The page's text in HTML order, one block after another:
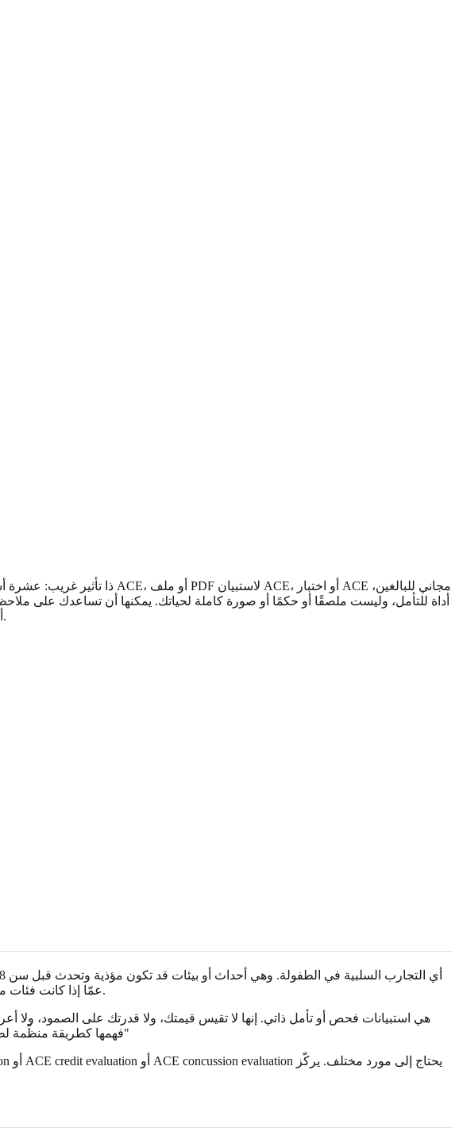
قد تكون خطوة تالية لطيفة.
عدم الاستقرار الأسري، أو التعرض للعنف. يسأل تقييم ACE عمّا إذا كانت فئات معينة موجودة في طفولتك، ثم يجمع عدد الفئات التي عشتها.
فهمها كطريقة منظّمة لطرح سؤال: "هل كانت هناك تجارب مبكرة قد لا تزال مهمة لصحتي أو علاقاتي أو استجاباتي للضغط أو إحساسي بالأمان؟"